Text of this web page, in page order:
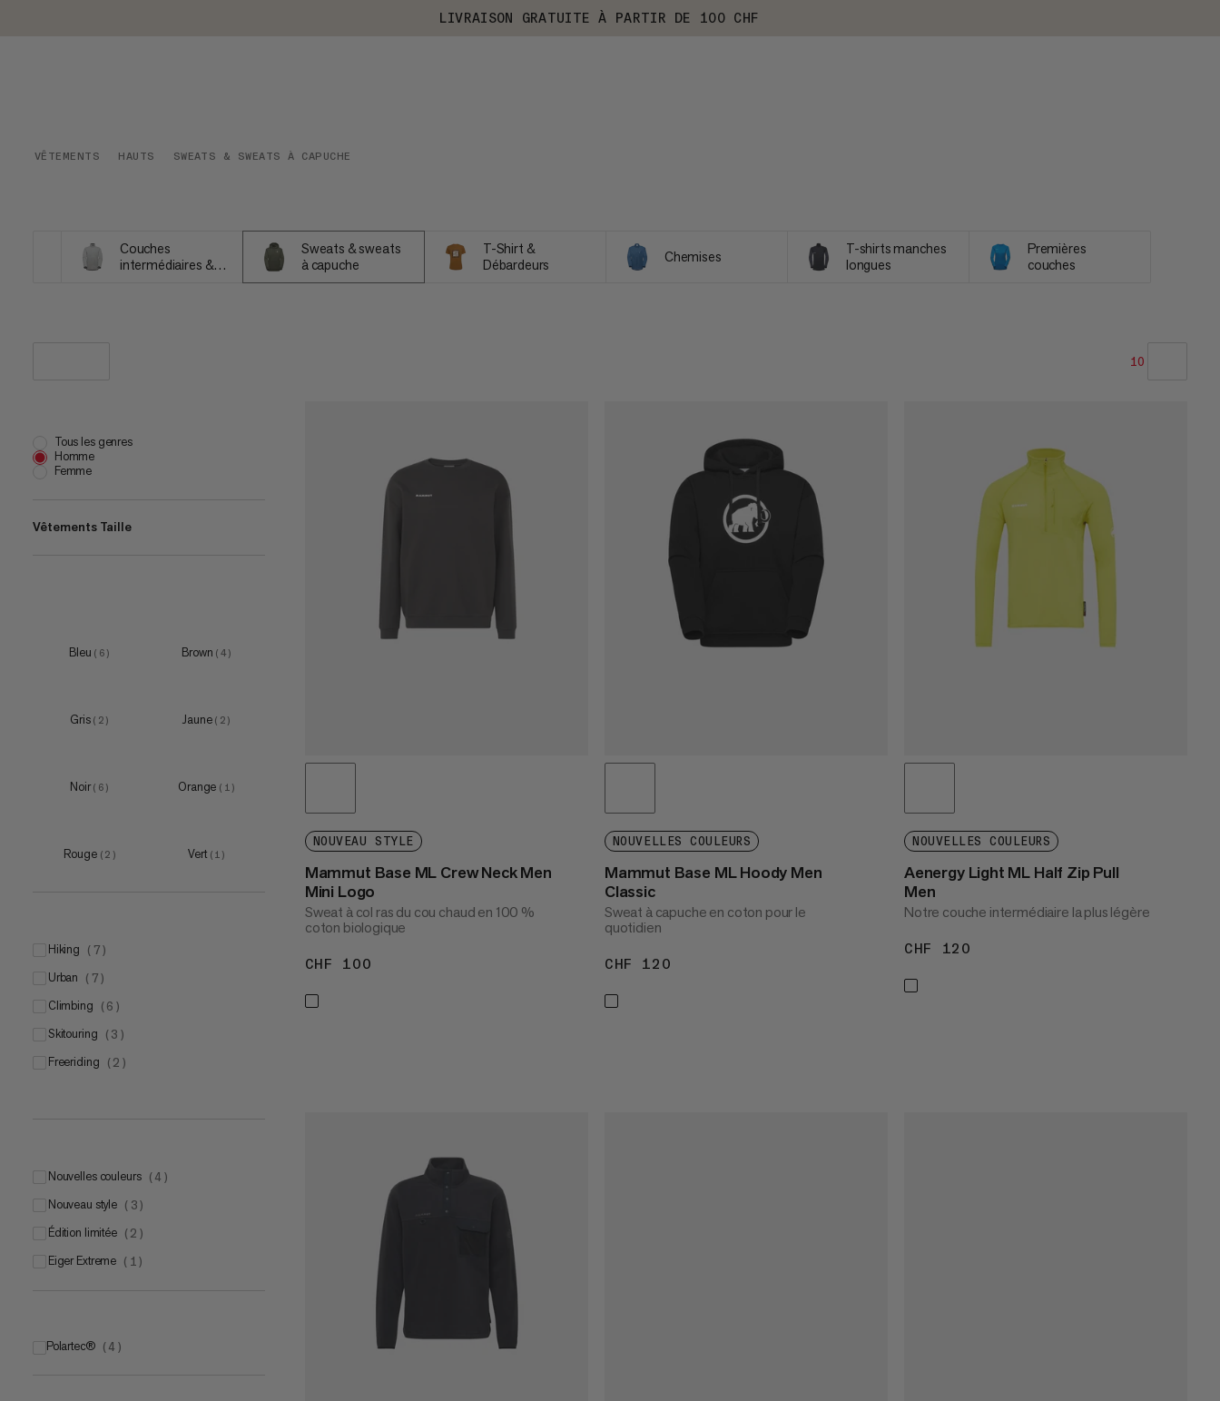
LIVRAISON GRATUITE À PARTIR DE 100 CHF
VÊTEMENTS HAUTS SWEATS & SWEATS À CAPUCHE
Couches
intermédiaires &
Sweats & sweats
à capuche
T-Shirt &
Débardeurs
Chemises
T-shirts manches
longues
Premières
couches
10
PRIX DÉCROISSANT
NOUVEAUTÉS
ÉVALUATION
Tous les genres
Homme
Femme
Vêtements Taille
( 9)
Bleu ( 6 ) Brown ( 4 )
Gris ( 2 ) Jaune ( 2 )
Noir ( 6 ) Orange ( 1 )
Rouge ( 2 ) Vert ( 1 )
hiking ( 7 )
urban ( 7 )
climbing ( 6 )
skitouring ( 3 )
freeriding ( 2 )
Nouvelles couleurs ( 4 )
Nouveau style ( 3 )
Édition limitée ( 2 )
Eiger Extreme ( 1 )
Polartec® ( 4 )
NOUVEAU STYLE
Mammut Base ML Crew Neck Men
Mini Logo
Sweat à col ras du cou chaud en 100 %
coton biologique
CHF 100
NOUVELLES COULEURS
Mammut Base ML Hoody Men
Classic
Sweat à capuche en coton pour le
quotidien
CHF 120
NOUVELLES COULEURS
Aenergy Light ML Half Zip Pull
Men
Notre couche intermédiaire la plus légère
CHF 120